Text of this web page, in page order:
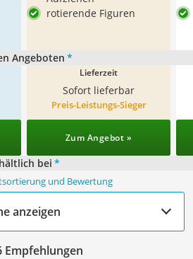
rotierende Figuren
Angeboten *
Lieferzeit
Sofort lieferbar
Preis-Leistungs-Sieger
Zum Angebot »
bei *
und Bewertung
anzeigen
Empfehlungen